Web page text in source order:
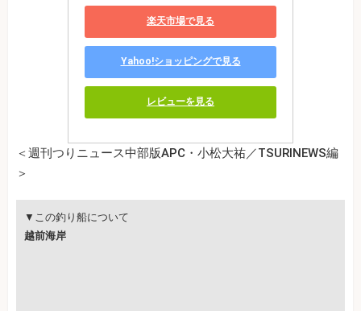
楽天市場で見る
Yahoo!ショッピングで見る
レビューを見る
＜週刊つりニュース中部版APC・小松大祐／TSURINEWS編
＞
▼この釣り船について
越前海岸